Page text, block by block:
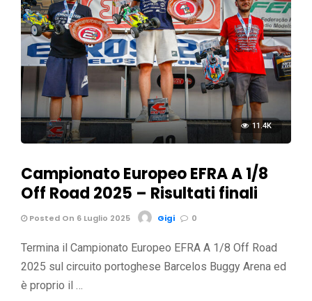
11.4K
Campionato Europeo EFRA A 1/8
Off Road 2025 – Risultati finali
Posted On 6 Luglio 2025 Gigi 0
Termina il Campionato Europeo EFRA A 1/8 Off Road
2025 sul circuito portoghese Barcelos Buggy Arena ed
è proprio il …